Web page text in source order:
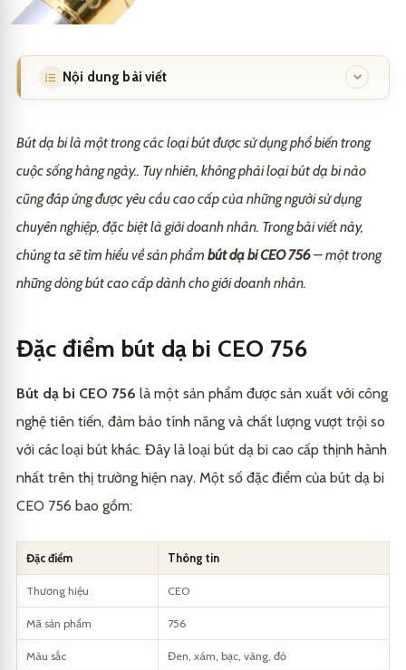
Nội dung bài viết
Chất lượng mực bút dạ bi CEO 756
Cách sử dụng bút dạ bi CEO 756
4 Ưu điểm của bút dạ bi CEO 756 so với các loại bút
khác
5 Đánh giá của người dùng về bút dạ bi CEO 756
Kết luận
Bút dạ bi là một trong các loại bút được sử dụng phổ biến trong
cuộc sống hàng ngày.. Tuy nhiên, không phải loại bút dạ bi nào
cũng đáp ứng được yêu cầu cao cấp của những người sử dụng
chuyên nghiệp, đặc biệt là giới doanh nhân. Trong bài viết này,
chúng ta sẽ tìm hiểu về sản phẩm bút dạ bi CEO 756– một trong
những dòng bút cao cấp dành cho giới doanh nhân.
Đặc điểm bút dạ bi CEO 756
Bút dạ bi CEO 756 là một sản phẩm được sản xuất với công
nghệ tiên tiến, đảm bảo tính năng và chất lượng vượt trội so
với các loại bút khác. Đây là loại bút dạ bi cao cấp thịnh hành
nhất trên thị trường hiện nay. Một số đặc điểm của bút dạ bi
CEO 756 bao gồm:
Đặc điểm Thông tin
Thương hiệu CEO
Mã sản phẩm 756
Màu sắc Đen, xám, bạc, vàng, đỏ